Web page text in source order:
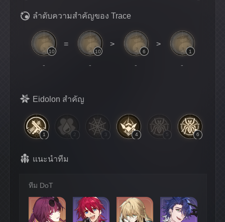
ลำดับความสำคัญของ Trace
10
-
=
10
-
>
6
-
>
1
-
Eidolon สำคัญ
1 2 3 4 5 6
แนะนำทีม
ทีม DoT